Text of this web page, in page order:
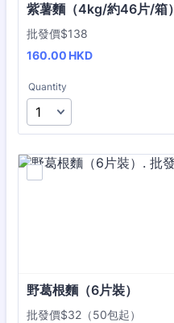
紫薯麵（4kg/約46片/箱）
批發價$138
160.00 HKD
160.00 HKD
Quantity
野葛根麵（6片裝）
批發價$32（50包起）